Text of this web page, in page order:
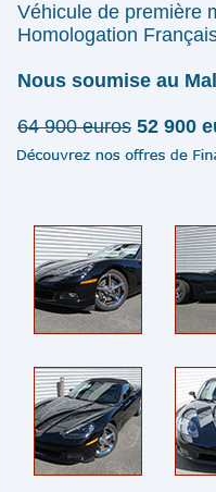
Véhicule de première
Homologation
Nous soumise au
64 900 euros 52 900